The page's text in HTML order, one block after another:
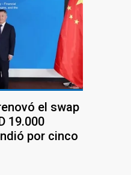
el swap
19.000
por cinco